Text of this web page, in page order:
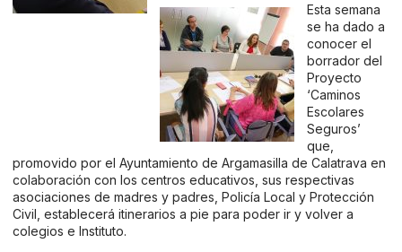
Esta semana
se ha dado a
conocer el
borrador del
Proyecto
‘Caminos
Escolares
Seguros’
que,
promovido por el Ayuntamiento de Argamasilla de Calatrava en
colaboración con los centros educativos, sus respectivas
asociaciones de madres y padres, Policía Local y Protección
Civil, establecerá itinerarios a pie para poder ir y volver a
colegios e Instituto.